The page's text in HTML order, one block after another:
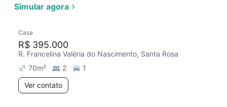
Simular agora
Casa
R$ 395.000
R. Francelina Valéria do Nascimento, Santa Rosa
70m² 2
1
Ver contato